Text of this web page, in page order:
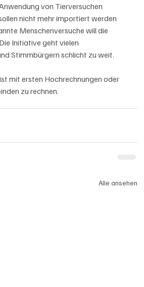
von Tierversuchen
nicht mehr importiert werden
Menschenversuche will die
Initiative geht vielen
Stimmbürgern schlicht zu weit.
mit ersten Hochrechnungen oder
zu rechnen.
Alle ansehen